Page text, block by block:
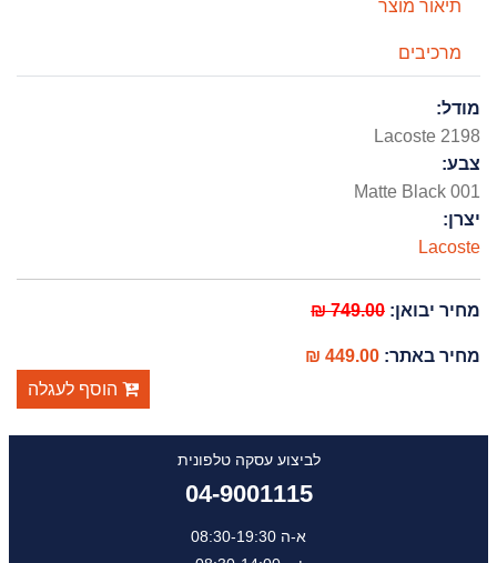
תיאור מוצר
מרכיבים
מודל:
Lacoste 2198
צבע:
Matte Black 001
יצרן:
Lacoste
מחיר יבואן:749.00 ₪
מחיר באתר:449.00 ₪
הוסף לעגלה
לביצוע עסקה טלפונית
04-9001115
א-ה 08:30-19:30